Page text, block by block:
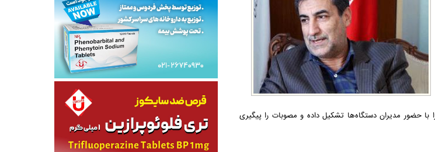
حضور مدیران دستگاه‌ها تشکیل داده و مصوبات را پیگیری